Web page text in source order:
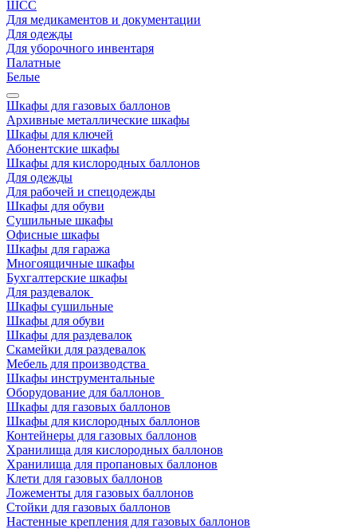
ШСС
Для медикаментов и документации
Для одежды
Для уборочного инвентаря
Палатные
Белые
Шкафы для газовых баллонов
Архивные металлические шкафы
Шкафы для ключей
Абонентские шкафы
Шкафы для кислородных баллонов
Для одежды
Для рабочей и спецодежды
Шкафы для обуви
Сушильные шкафы
Офисные шкафы
Шкафы для гаража
Многоящичные шкафы
Бухгалтерские шкафы
Для раздевалок
Шкафы сушильные
Шкафы для обуви
Шкафы для раздевалок
Скамейки для раздевалок
Мебель для производства
Шкафы инструментальные
Оборудование для баллонов
Шкафы для газовых баллонов
Шкафы для кислородных баллонов
Контейнеры для газовых баллонов
Хранилища для кислородных баллонов
Хранилища для пропановых баллонов
Клети для газовых баллонов
Ложементы для газовых баллонов
Стойки для газовых баллонов
Настенные крепления для газовых баллонов